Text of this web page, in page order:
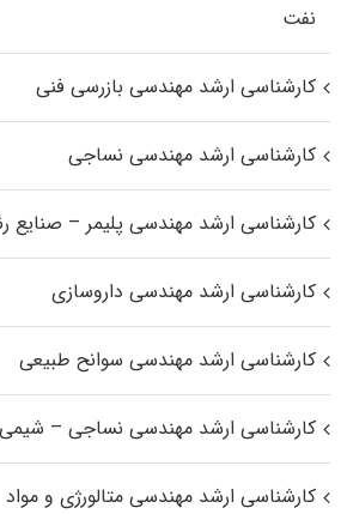
نفت
کارشناسی ارشد مهندسی بازرسی فنی
کارشناسی ارشد مهندسی نساجی
کارشناسی ارشد مهندسی پلیمر – صنایع
کارشناسی ارشد مهندسی داروسازی
کارشناسی ارشد مهندسی سوانح طبیعی
کارشناسی ارشد مهندسی نساجی –
کارشناسی ارشد مهندسی متالورژی و مواد